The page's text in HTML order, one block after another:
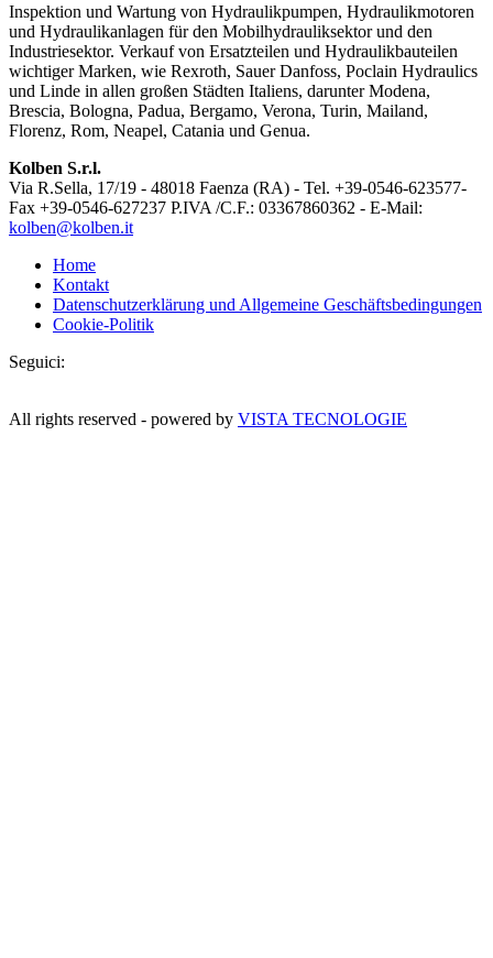
Inspektion und Wartung von Hydraulikpumpen, Hydraulikmotoren
und Hydraulikanlagen für den Mobilhydrauliksektor und den
Industriesektor. Verkauf von Ersatzteilen und Hydraulikbauteilen
wichtiger Marken, wie Rexroth, Sauer Danfoss, Poclain Hydraulics
und Linde in allen großen Städten Italiens, darunter Modena,
Brescia, Bologna, Padua, Bergamo, Verona, Turin, Mailand,
Florenz, Rom, Neapel, Catania und Genua.
Kolben S.r.l.
Via R.Sella, 17/19 - 48018 Faenza (RA) - Tel. +39-0546-623577-
Fax +39-0546-627237 P.IVA /C.F.: 03367860362 - E-Mail:
kolben@kolben.it
Home
Kontakt
Datenschutzerklärung und Allgemeine Geschäftsbedingungen
Cookie-Politik
Seguici:
All rights reserved - powered by VISTA TECNOLOGIE